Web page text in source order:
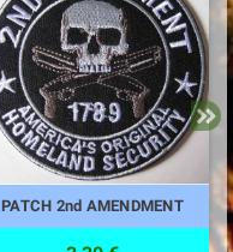
PATCH 2nd AMENDMENT